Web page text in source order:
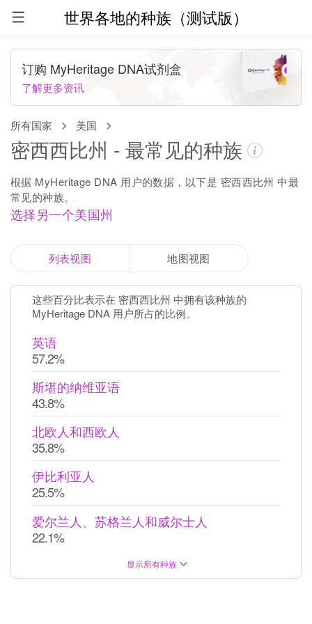
世界各地的种族（测试版）
所有国家 美国
密西西比州 - 最常见的种族
根据 MyHeritage DNA 用户的数据，以下是 密西西比州 中最
常见的种族。
选择另一个美国州
订购 MyHeritage DNA试剂盒
了解更多资讯
列表视图 地图视图
这些百分比表示在 密西西比州 中拥有该种族的
MyHeritage DNA 用户所占的比例。
英语
57.2%
斯堪的纳维亚语
43.8%
北欧人和西欧人
35.8%
伊比利亚人
25.5%
爱尔兰人、苏格兰人和威尔士人
22.1%
显示所有种族